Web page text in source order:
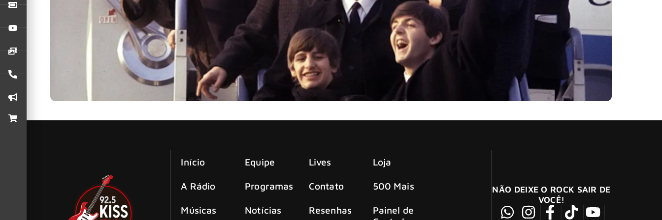
Início
A Rádio
Músicas
Equipe
Programas
Notícias
Lives
Contato
Resenhas
Loja
500 Mais
Painel de
NÃO DEIXE O ROCK SAIR DE
VOCÊ!